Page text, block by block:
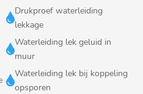

Drukproef waterleiding
lekkage

Waterleiding lek geluid in
muur

Waterleiding lek bij koppeling
opsporen